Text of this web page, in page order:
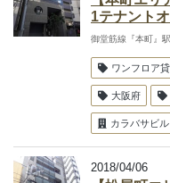
1テナント
御堂筋線『本町』
ワンフロア
大阪府
カラバサビル
2018/04/06